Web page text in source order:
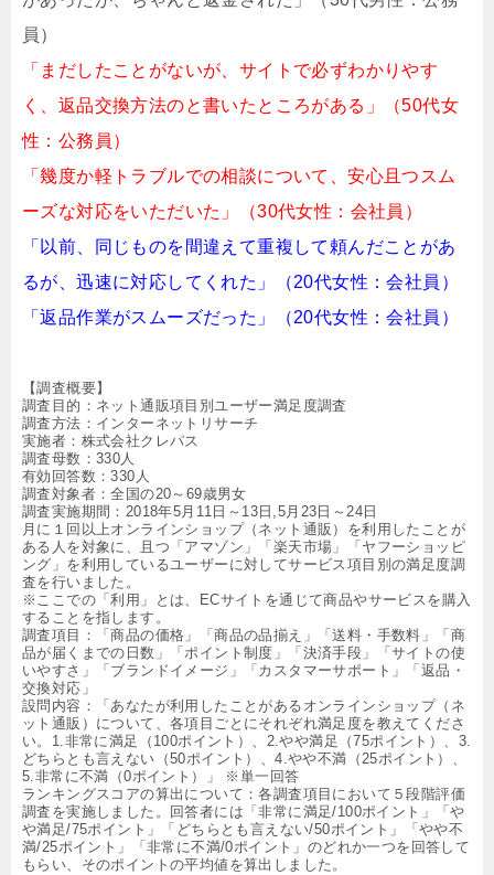
員）
「まだしたことがないが、サイトで必ずわかりやす
く、返品交換方法のと書いたところがある」（50代女
性：公務員）
「幾度か軽トラブルでの相談について、安心且つスム
ーズな対応をいただいた」（30代女性：会社員）
「以前、同じものを間違えて重複して頼んだことがあ
るが、迅速に対応してくれた」（20代女性：会社員）
「返品作業がスムーズだった」（20代女性：会社員）
【調査概要】
調査目的：ネット通販項目別ユーザー満足度調査
調査方法：インターネットリサーチ
実施者：株式会社クレパス
調査母数：330人
有効回答数：330人
調査対象者：全国の20～69歳男女
調査実施期間：2018年5月11日～13日,5月23日～24日
月に１回以上オンラインショップ（ネット通販）を利用したことが
ある人を対象に、且つ「アマゾン」「楽天市場」「ヤフーショッピ
ング」を利用しているユーザーに対してサービス項目別の満足度調
査を行いました。
※ここでの「利用」とは、ECサイトを通じて商品やサービスを購入
することを指します。
調査項目：「商品の価格」「商品の品揃え」「送料・手数料」「商
品が届くまでの日数」「ポイント制度」「決済手段」「サイトの使
いやすさ」「ブランドイメージ」「カスタマーサポート」「返品・
交換対応」
設問内容：「あなたが利用したことがあるオンラインショップ（ネ
ット通販）について、各項目ごとにそれぞれ満足度を教えてくださ
い。1.非常に満足（100ポイント）、2.やや満足（75ポイント）、3.
どちらとも言えない（50ポイント）、4.やや不満（25ポイント）、
5.非常に不満（0ポイント）」 ※単一回答
ランキングスコアの算出について：各調査項目において５段階評価
調査を実施しました。回答者には「非常に満足/100ポイント」「や
や満足/75ポイント」「どちらとも言えない/50ポイント」「やや不
満/25ポイント」「非常に不満/0ポイント」のどれか一つを回答して
もらい、そのポイントの平均値を算出しました。